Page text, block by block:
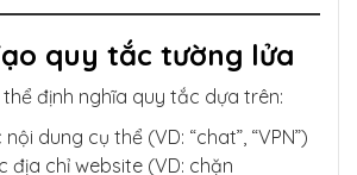
quy tắc tường lửa
định nghĩa quy tắc dựa trên:
dung cụ thể (VD: “chat”, “VPN”)
địa chỉ website (VD: chặn